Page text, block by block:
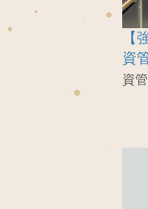
【
資
資